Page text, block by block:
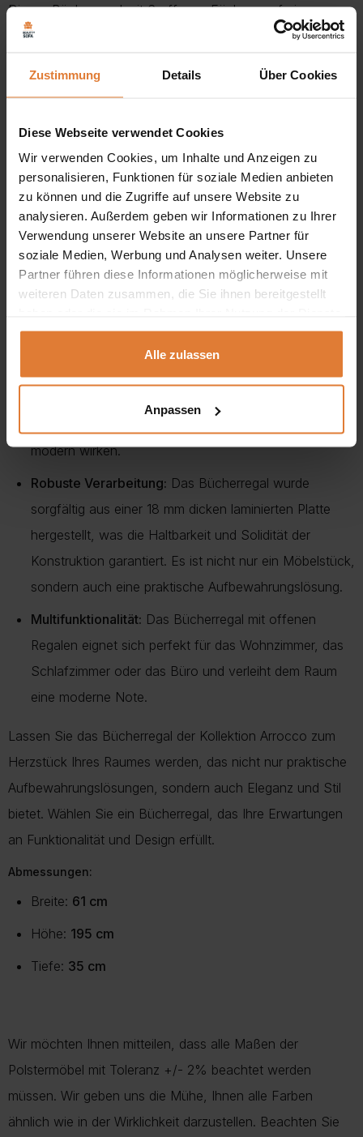
Zustimmung Details Über Cookies
Diese Webseite verwendet Cookies
Wir verwenden Cookies, um Inhalte und Anzeigen zu
personalisieren, Funktionen für soziale Medien anbieten
zu können und die Zugriffe auf unsere Website zu
analysieren. Außerdem geben wir Informationen zu Ihrer
Verwendung unserer Website an unsere Partner für
soziale Medien, Werbung und Analysen weiter. Unsere
Partner führen diese Informationen möglicherweise mit
weiteren Daten zusammen, die Sie ihnen bereitgestellt
gesammelt haben.
Alle zulassen
Anpassen
Dieses Bücherregal mit 6 offenen Fächern auf einem
massiven Metallsockel ist die perfekte Lösung, um Ihren
Metallsockel:Das Bücherregal Arrocco sieht dank
seines robusten Metallsockels modern und solide aus.
Die Metallkonstruktion verleiht dem Bücherregal nicht
nur ein elegantes Aussehen, sondern garantiert auch
Stabilität.
Vielfältige Farben:Erhältlich in vier trendigen Farben –
weiß, beige, schwarz und pastellgrün – können Sie
das Bücherregal an Ihren individuellen Geschmack und
Das clevere Design des
modern wirken.
Robuste Verarbeitung: Das Bücherregal wurde
sorgfältig aus einer 18 mm dicken laminierten Platte
hergestellt, was die Haltbarkeit und Solidität der
Konstruktion garantiert. Es ist nicht nur ein Möbelstück,
sondern auch eine praktische Aufbewahrungslösung.
Multifunktionalität: Das Bücherregal mit offenen
Regalen eignet sich perfekt für das Wohnzimmer, das
Schlafzimmer oder das Büro und verleiht dem Raum
eine moderne Note.
Lassen Sie das Bücherregal der Kollektion Arrocco zum
Herzstück Ihres Raumes werden, das nicht nur praktische
Aufbewahrungslösungen, sondern auch Eleganz und Stil
bietet. Wählen Sie ein Bücherregal, das Ihre Erwartungen
an Funktionalität und Design erfüllt.
Abmessungen:
Breite: 61 cm
Höhe: 195 cm
Tiefe: 35 cm
Wir möchten Ihnen mitteilen, dass alle Maßen der
Polstermöbel mit Toleranz +/- 2% beachtet werden
müssen. Wir geben uns die Mühe, Ihnen alle Farben
ähnlich wie in der Wirklichkeit darzustellen. Beachten Sie